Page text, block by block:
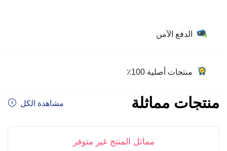
الدفع الآمن
منتجات أصلية 100٪
منتجات مماثلة مشاهدة الكل
مماثل المنتج غير متوفر